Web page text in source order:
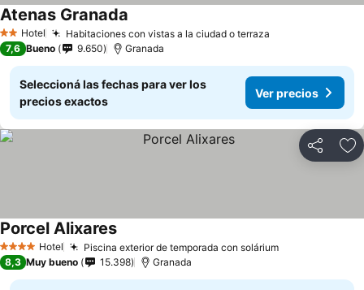
2 Estrellas
Hotel Habitaciones con vistas a la ciudad o terraza
Atenas Granada
7,6 Bueno 9.650 Granada
Seleccioná las fechas para ver los
precios exactos
Ver precios
Compartir
4 EstrellasHotel Piscina exterior de temporada con solárium
Porcel Alixares
8,3 Muy bueno 15.398 Granada